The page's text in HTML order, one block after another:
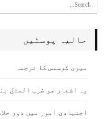
حالیہ پوسٹیں
میری کرسمس کا ترجمہ
وہ اشعار جو ضرب المثل
اجتہادی امور میں دور